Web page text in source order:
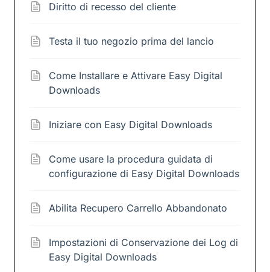
Diritto di recesso del cliente
Testa il tuo negozio prima del lancio
Come Installare e Attivare Easy Digital
Downloads
Iniziare con Easy Digital Downloads
Come usare la procedura guidata di
configurazione di Easy Digital Downloads
Abilita Recupero Carrello Abbandonato
Impostazioni di Conservazione dei Log di
Easy Digital Downloads